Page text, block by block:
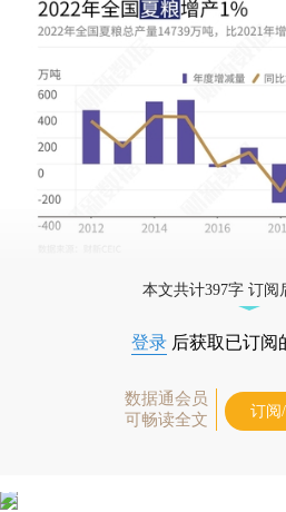
本文共计397字 订阅
登录 后获取已订阅
数据通会员
可畅读全文
订阅